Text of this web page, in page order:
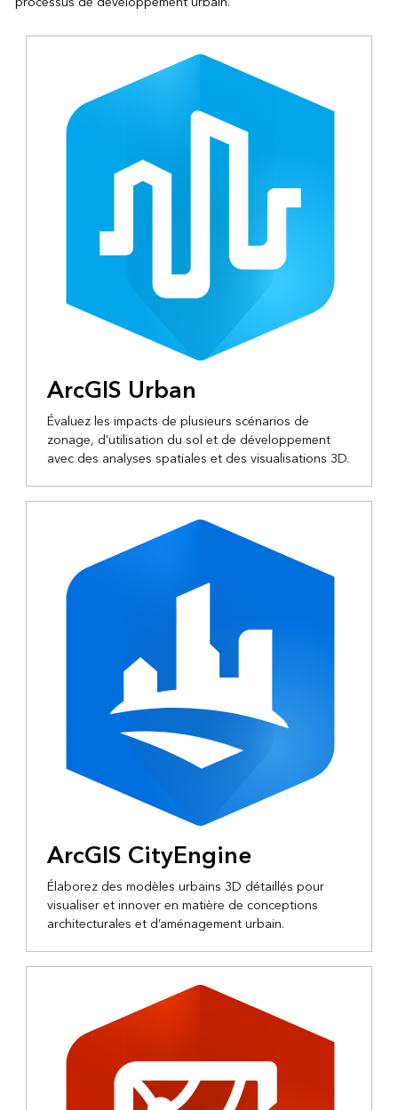
ArcGIS Urban
Évaluez les impacts de plusieurs scénarios de
zonage, d’utilisation du sol et de développement
avec des analyses spatiales et des visualisations 3D.
ArcGIS CityEngine
Élaborez des modèles urbains 3D détaillés pour
visualiser et innover en matière de conceptions
architecturales et d’aménagement urbain.